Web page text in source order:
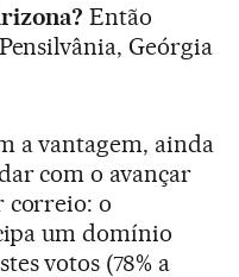
Então
Geórgia
a vantagem, ainda
com o avançar
correio: o
um domínio
votos (78% a